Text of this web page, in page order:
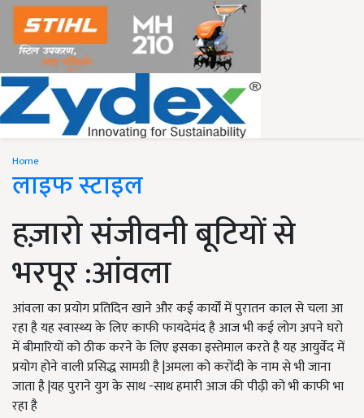
Home
लाइफ स्टाइल
हज़ारो संजीवनी बूटियों से
भरपूर :आंवला
आंवला का प्रयोग प्रतिदिन खाने और कई कार्यों में पुरातन काल से चला आ
रहा है यह स्वास्थ्य के लिए काफी फायदेमंद है आज भी कई लोग अपने घरो
में बीमारियों को ठीक करने के लिए इसका इस्तेमाल करते है यह आयुर्वेद में
प्रयोग होने वाली प्रसिद्ध सामग्री है |अमला को करोंदी के नाम से भी जाना
जाता है |यह पुराने युग के साथ -साथ हमारी आज की पीढ़ी को भी काफी भा
रहा है